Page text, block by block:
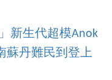
新生代超模Anok
蘇丹難民到登上